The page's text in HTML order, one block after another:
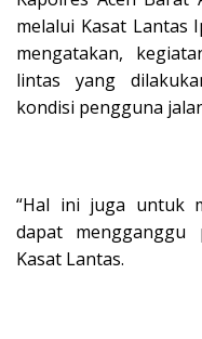
melalui Kasat Lantas
mengatakan,
lintas yang
kondisi pengguna
“Hal ini juga untuk
dapat mengganggu
Kasat Lantas.